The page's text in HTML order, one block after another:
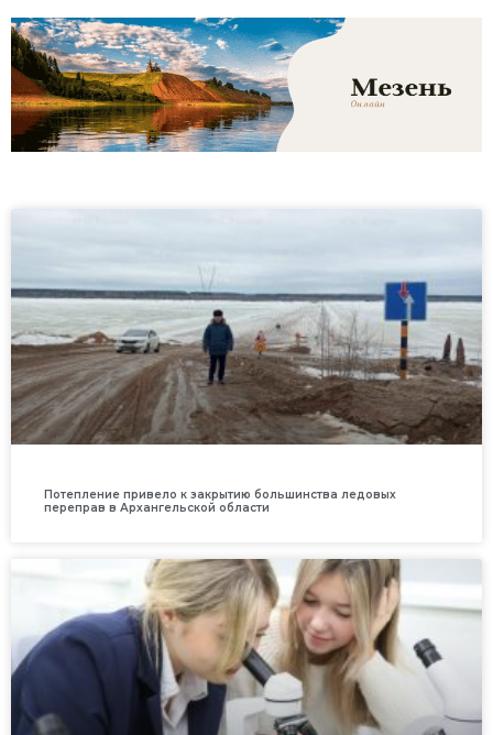
Потепление привело к закрытию большинства ледовых
переправ в Архангельской области